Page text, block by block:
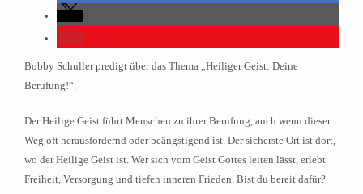
Bobby Schuller predigt über das Thema „Heiliger Geist: Deine
Berufung!“.
Der Heilige Geist führt Menschen zu ihrer Berufung, auch wenn dieser
Weg oft herausfordernd oder beängstigend ist. Der sicherste Ort ist dort,
wo der Heilige Geist ist. Wer sich vom Geist Gottes leiten lässt, erlebt
Freiheit, Versorgung und tiefen inneren Frieden. Bist du bereit dafür?